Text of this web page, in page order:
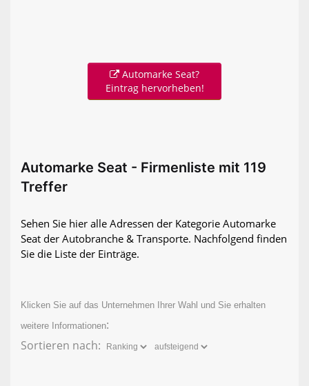
Automarke Seat?
Eintrag hervorheben!
Automarke Seat - Firmenliste mit 119
Treffer
Sehen Sie hier alle Adressen der Kategorie Automarke
Seat der Autobranche & Transporte. Nachfolgend finden
Sie die Liste der Einträge.
Klicken Sie auf das Unternehmen Ihrer Wahl und Sie erhalten
weitere Informationen:
Sortieren nach: